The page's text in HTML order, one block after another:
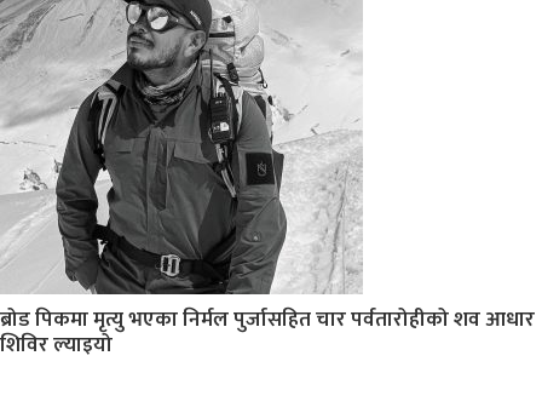
ब्रोड पिकमा मृत्यु भएका निर्मल पुर्जासहित चार पर्वतारोहीको शव आधार
शिविर ल्याइयो